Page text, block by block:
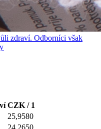
zdraví. Odborníci však
CZK / 1
25,9580
24,2650